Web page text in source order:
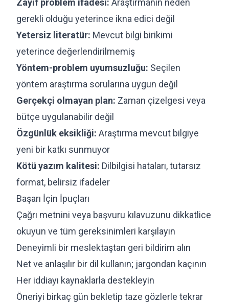
gerekli olduğu yeterince ikna edici değil
Yetersiz literatür: Mevcut bilgi birikimi
yeterince değerlendirilmemiş
Yöntem-problem uyumsuzluğu: Seçilen
yöntem araştırma sorularına uygun değil
Gerçekçi olmayan plan: Zaman çizelgesi veya
bütçe uygulanabilir değil
Özgünlük eksikliği: Araştırma mevcut bilgiye
yeni bir katkı sunmuyor
Kötü yazım kalitesi: Dilbilgisi hataları, tutarsız
format, belirsiz ifadeler
Başarı İçin İpuçları
Çağrı metnini veya başvuru kılavuzunu dikkatlice
okuyun ve tüm gereksinimleri karşılayın
Deneyimli bir meslektaştan geri bildirim alın
Net ve anlaşılır bir dil kullanın; jargondan kaçının
Her iddiayı kaynaklarla destekleyin
Öneriyi birkaç gün bekletip taze gözlerle tekrar